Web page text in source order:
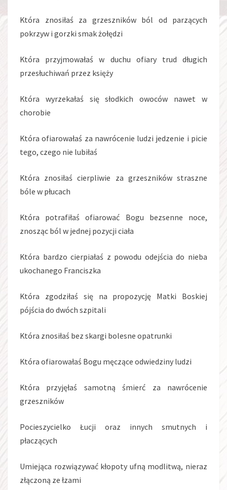
Która znosiłaś za grzeszników ból od parzących
pokrzyw i gorzki smak żołędzi
Która przyjmowałaś w duchu ofiary trud długich
przesłuchiwań przez księży
Która wyrzekałaś się słodkich owoców nawet w
chorobie
Która ofiarowałaś za nawrócenie ludzi jedzenie i picie
tego, czego nie lubiłaś
Która znosiłaś cierpliwie za grzeszników straszne
bóle w płucach
Która potrafiłaś ofiarować Bogu bezsenne noce,
znosząc ból w jednej pozycji ciała
Która bardzo cierpiałaś z powodu odejścia do nieba
ukochanego Franciszka
Która zgodziłaś się na propozycję Matki Boskiej
pójścia do dwóch szpitali
Która znosiłaś bez skargi bolesne opatrunki
Która ofiarowałaś Bogu męczące odwiedziny ludzi
Która przyjęłaś samotną śmierć za nawrócenie
grzeszników
Pocieszycielko Łucji oraz innych smutnych i
płaczących
Umiejąca rozwiązywać kłopoty ufną modlitwą, nieraz
złączoną ze łzami